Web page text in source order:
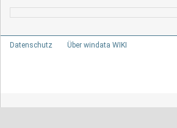
Datenschutz Über windata WIKI